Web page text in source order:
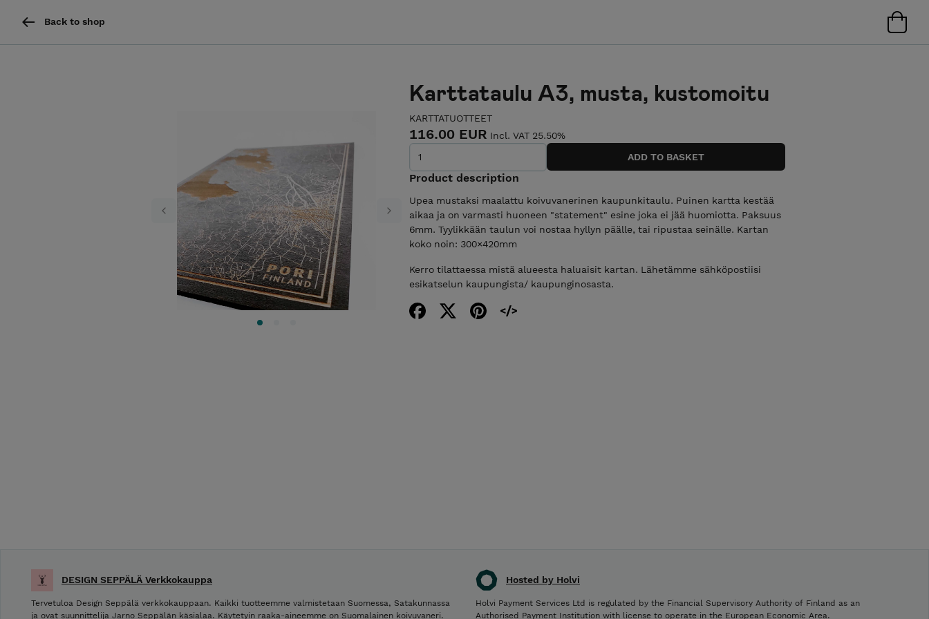
Back to shop
Previous Next
Karttataulu A3, musta, kustomoitu
KARTTATUOTTEET
116.00 EUR Incl. VAT 25.50%
Product description
Upea mustaksi maalattu koivuvanerinen kaupunkitaulu. Puinen kartta kestää
aikaa ja on varmasti huoneen "statement" esine joka ei jää huomiotta. Paksuus
6mm. Tyylikkään taulun voi nostaa hyllyn päälle, tai ripustaa seinälle. Kartan
koko noin: 300×420mm
Kerro tilattaessa mistä alueesta haluaisit kartan. Lähetämme sähköpostiisi
esikatselun kaupungista/ kaupunginosasta.
Hosted by Holvi
Holvi Payment Services Ltd is regulated by the Financial Supervisory Authority of Finland as an
Authorised Payment Institution with license to operate in the European Economic Area.
DESIGN SEPPÄLÄ Verkkokauppa
Tervetuloa Design Seppälä verkkokauppaan. Kaikki tuotteemme valmistetaan Suomessa, Satakunnassa
ja ovat suunnittelija Jarno Seppälän käsialaa. Käytetyin raaka-aineemme on Suomalainen koivuvaneri.